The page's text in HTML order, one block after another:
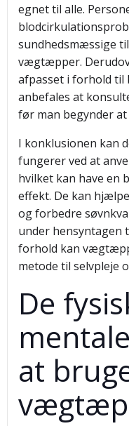
egnet til alle.
sundhedsmæssige
vægtæpper.
afpasset i forhold
anbefales at
før man begynder
I konklusionen kan
fungerer ved at
hvilket kan have en
effekt. De kan
og forbedre
under hensyntagen
forhold kan
metode til selvpleje
De
at